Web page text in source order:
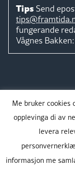
Tips Send
fungerande
Vågnes Bakken:
Me bruker cookies
opplevinga di av
levera
informasjon me